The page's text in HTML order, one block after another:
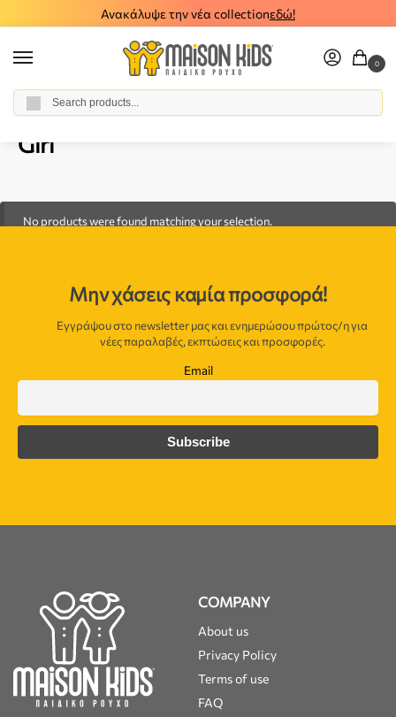
Ανακάλυψε την νέα collectionεδώ!
0
Home / Girl
Girl
No products were found matching your selection.
Μην χάσεις καμία προσφορά!
Εγγράψου στο newsletter μας και ενημερώσου πρώτος/η για
νέες παραλαβές, εκπτώσεις και προσφορές.
Email
COMPANY
About us
Privacy Policy
Terms of use
FAQ